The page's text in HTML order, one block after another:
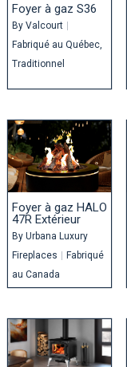
Foyer à gaz S36
By Valcourt |
Fabriqué au Québec
Traditionnel
Foyer à gaz HALO
47R Extérieur
By Urbana Luxury
Fireplaces
Fabriqué
au Canada